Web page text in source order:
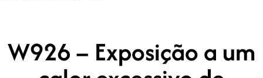
W926 – Exposição a um